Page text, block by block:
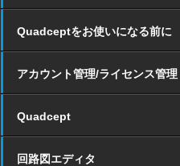
Quadceptをお使いになる前に
アカウント管理/ライセンス管理
Quadcept
回路図エディタ